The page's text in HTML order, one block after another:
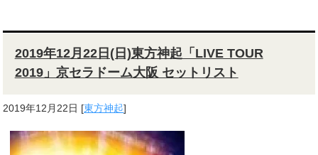
2019年12月22日(日)東方神起「LIVE TOUR
2019」京セラドーム大阪 セットリスト
2019年12月22日 [東方神起]